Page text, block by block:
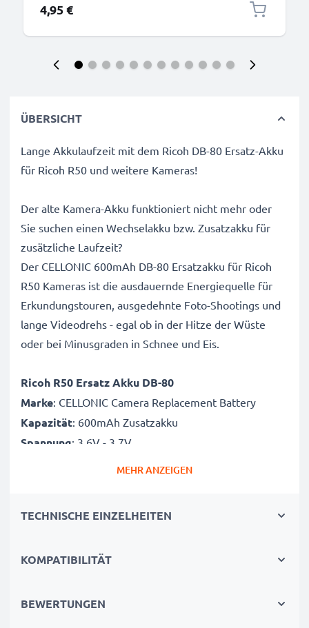
4,95 €
ÜBERSICHT
Lange Akkulaufzeit mit dem Ricoh DB-80 Ersatz-Akku
für Ricoh R50 und weitere Kameras!
Der alte Kamera-Akku funktioniert nicht mehr oder
Sie suchen einen Wechselakku bzw. Zusatzakku für
zusätzliche Laufzeit?
Der CELLONIC 600mAh DB-80 Ersatzakku für Ricoh
R50 Kameras ist die ausdauernde Energiequelle für
Erkundungstouren, ausgedehnte Foto-Shootings und
lange Videodrehs - egal ob in der Hitze der Wüste
oder bei Minusgraden in Schnee und Eis.
Ricoh R50 Ersatz Akku DB-80
Marke: CELLONIC Camera Replacement Battery
Kapazität: 600mAh Zusatzakku
Spannung: 3.6V - 3.7V
CELLONIC Kamera Akku DB-80: Power für
Akku
MEHR ANZEIGEN
TECHNISCHE EINZELHEITEN
KOMPATIBILITÄT
BEWERTUNGEN